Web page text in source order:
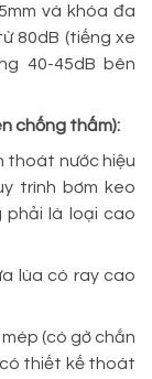
và khóa đa
80dB (tiếng xe
40-45dB bên
chống thấm):
thoát nước hiệu
trình bơm keo
phải là loại cao
lùa có ray cao
(có gờ chắn
thiết kế thoát